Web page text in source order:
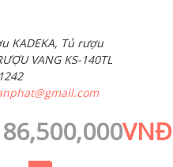
KADEKA, Tủ rượu
VANG KS-140TL
86,500,000VNĐ